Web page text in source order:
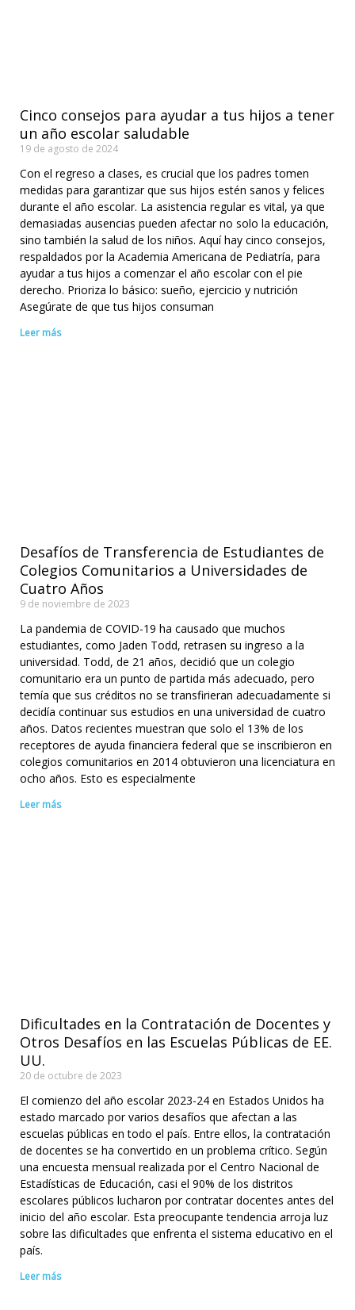
Cinco consejos para ayudar a tus hijos a tener
un año escolar saludable
19 de agosto de 2024
Con el regreso a clases, es crucial que los padres tomen
medidas para garantizar que sus hijos estén sanos y felices
durante el año escolar. La asistencia regular es vital, ya que
demasiadas ausencias pueden afectar no solo la educación,
sino también la salud de los niños. Aquí hay cinco consejos,
respaldados por la Academia Americana de Pediatría, para
ayudar a tus hijos a comenzar el año escolar con el pie
derecho. Prioriza lo básico: sueño, ejercicio y nutrición
Asegúrate de que tus hijos consuman
Leer más
Desafíos de Transferencia de Estudiantes de
Colegios Comunitarios a Universidades de
Cuatro Años
9 de noviembre de 2023
La pandemia de COVID-19 ha causado que muchos
estudiantes, como Jaden Todd, retrasen su ingreso a la
universidad. Todd, de 21 años, decidió que un colegio
comunitario era un punto de partida más adecuado, pero
temía que sus créditos no se transfirieran adecuadamente si
decidía continuar sus estudios en una universidad de cuatro
años. Datos recientes muestran que solo el 13% de los
receptores de ayuda financiera federal que se inscribieron en
colegios comunitarios en 2014 obtuvieron una licenciatura en
ocho años. Esto es especialmente
Leer más
Dificultades en la Contratación de Docentes y
Otros Desafíos en las Escuelas Públicas de EE.
UU.
20 de octubre de 2023
El comienzo del año escolar 2023-24 en Estados Unidos ha
estado marcado por varios desafíos que afectan a las
escuelas públicas en todo el país. Entre ellos, la contratación
de docentes se ha convertido en un problema crítico. Según
una encuesta mensual realizada por el Centro Nacional de
Estadísticas de Educación, casi el 90% de los distritos
escolares públicos lucharon por contratar docentes antes del
inicio del año escolar. Esta preocupante tendencia arroja luz
sobre las dificultades que enfrenta el sistema educativo en el
país.
Leer más